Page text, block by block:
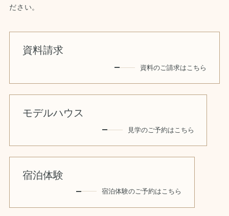
ださい。
資料請求
資料のご請求はこちら
モデルハウス
見学のご予約はこちら
宿泊体験
宿泊体験のご予約はこちら